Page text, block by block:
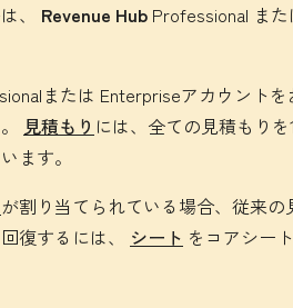
、 Revenue Hub Professional ま
または Enterpriseアカウント
見積もり には、全ての見積もり
ます。
が割り当てられている場合、従来
復するには、 シート をコアシー